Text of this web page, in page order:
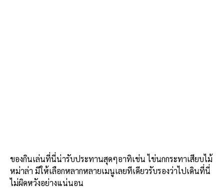
ของกินเล่นที่นี่น่ารับประทานสุดๆอาทิเช่น ไข่นกกระทาเสียบไม้
หม่าล่า มีให้เลือกหลากหลายเมนูเลยทีเดียวรับรองว่าไปเดินที่นี่
ไม่ผิดหวังอย่างแน่นอน